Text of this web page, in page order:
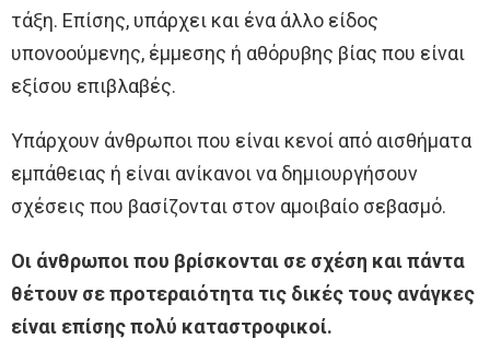
τάξη. Επίσης, υπάρχει και ένα άλλο είδος
υπονοούμενης, έμμεσης ή αθόρυβης βίας που είναι
εξίσου επιβλαβές.
Υπάρχουν άνθρωποι που είναι κενοί από αισθήματα
εμπάθειας ή είναι ανίκανοι να δημιουργήσουν
σχέσεις που βασίζονται στον αμοιβαίο σεβασμό.
Οι άνθρωποι που βρίσκονται σε σχέση και πάντα
θέτουν σε προτεραιότητα τις δικές τους ανάγκες
είναι επίσης πολύ καταστροφικοί.